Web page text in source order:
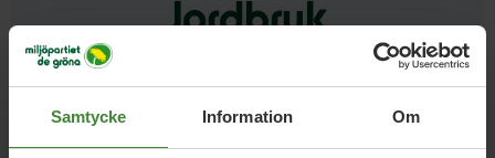
Samtycke Information Om
Jordbruk